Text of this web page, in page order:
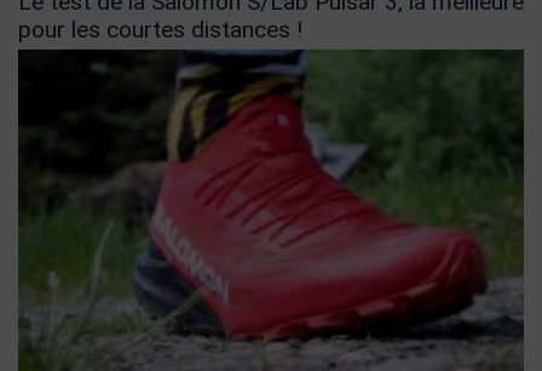
pour les courtes distances !